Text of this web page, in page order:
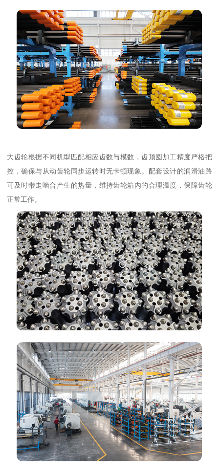
大齿轮根据不同机型匹配相应齿数与模数，齿顶圆加工精度严格把
控，确保与从动齿轮同步运转时无卡顿现象。配套设计的润滑油路
可及时带走啮合产生的热量，维持齿轮箱内的合理温度，保障齿轮
正常工作。